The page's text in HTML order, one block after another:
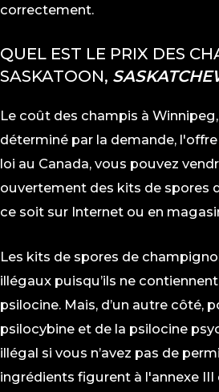
correctement.
QUEL EST LE PRIX DES
SASKATOON,
Le coût des champis à
déterminé par la demande,
loi au Canada, vous pouvez
ouvertement des kits de spores
ce soit sur Internet ou en
Les kits de spores de
illégaux puisqu’ils ne
psilocine. Mais, d’un autre côté,
psilocybine et de la psilocine
illégal si vous n’avez pas de
ingrédients figurent à l'annexe III